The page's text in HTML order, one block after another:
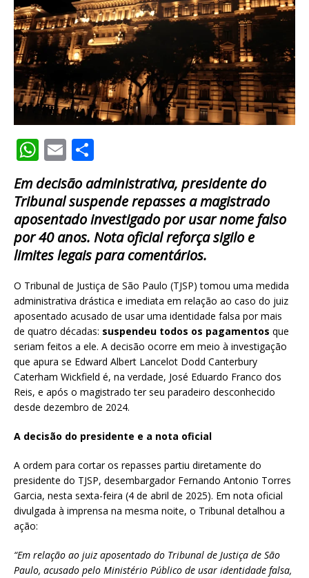
W
h
at
s
A
p
p
E
m
ai
l
h
ar
e
Em decisão administrativa, presidente do
Tribunal suspende repasses a magistrado
aposentado investigado por usar nome falso
por 40 anos. Nota oficial reforça sigilo e
limites legais para comentários.
O Tribunal de Justiça de São Paulo (TJSP) tomou uma medida
administrativa drástica e imediata em relação ao caso do juiz
aposentado acusado de usar uma identidade falsa por mais
de quatro décadas: suspendeu todos os pagamentos que
seriam feitos a ele. A decisão ocorre em meio à investigação
que apura se Edward Albert Lancelot Dodd Canterbury
Caterham Wickfield é, na verdade, José Eduardo Franco dos
Reis, e após o magistrado ter seu paradeiro desconhecido
desde dezembro de 2024.
A decisão do presidente e a nota oficial
A ordem para cortar os repasses partiu diretamente do
presidente do TJSP, desembargador Fernando Antonio Torres
Garcia, nesta sexta-feira (4 de abril de 2025). Em nota oficial
divulgada à imprensa na mesma noite, o Tribunal detalhou a
ação:
“Em relação ao juiz aposentado do Tribunal de Justiça de São
Paulo, acusado pelo Ministério Público de usar identidade falsa,